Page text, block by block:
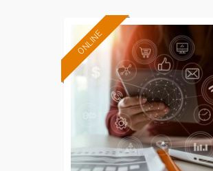
ONLINE
Formación 100%
subvencionada.
Para desempleados,
trabajadores y autónomos.
Sector
-Información, Comunicación
y Artes Gráficas.